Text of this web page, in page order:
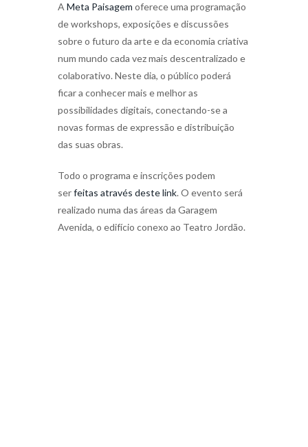
A Meta Paisagem oferece uma programação
de workshops, exposições e discussões
sobre o futuro da arte e da economia criativa
num mundo cada vez mais descentralizado e
colaborativo. Neste dia, o público poderá
ficar a conhecer mais e melhor as
possibilidades digitais, conectando-se a
novas formas de expressão e distribuição
das suas obras.
Todo o programa e inscrições podem
serfeitas através deste link. O evento será
realizado numa das áreas da Garagem
Avenida, o edifício conexo ao Teatro Jordão.